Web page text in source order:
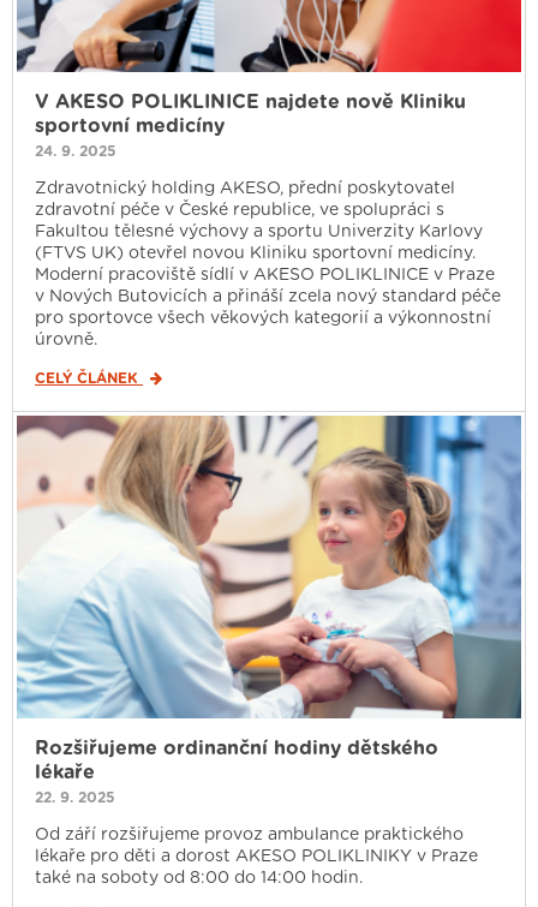
V AKESO POLIKLINICE najdete nově Kliniku
sportovní medicíny
24. 9. 2025
Zdravotnický holding AKESO, přední poskytovatel
zdravotní péče v České republice, ve spolupráci s
Fakultou tělesné výchovy a sportu Univerzity Karlovy
(FTVS UK) otevřel novou Kliniku sportovní medicíny.
Moderní pracoviště sídlí v AKESO POLIKLINICE v Praze
v Nových Butovicích a přináší zcela nový standard péče
pro sportovce všech věkových kategorií a výkonnostní
úrovně.
CELÝ ČLÁNEK
Rozšiřujeme ordinanční hodiny dětského
lékaře
22. 9. 2025
Od září rozšiřujeme provoz ambulance praktického
lékaře pro děti a dorost AKESO POLIKLINIKY v Praze
také na soboty od 8:00 do 14:00 hodin.